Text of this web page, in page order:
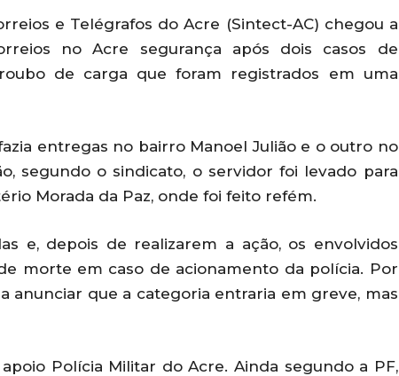
e Telégrafos do Acre (Sintect-AC) chegou a
no Acre segurança após dois casos de
de carga que foram registrados em uma
entregas no bairro Manoel Julião e o outro no
segundo o sindicato, o servidor foi levado para
Morada da Paz, onde foi feito refém.
e, depois de realizarem a ação, os envolvidos
morte em caso de acionamento da polícia. Por
anunciar que a categoria entraria em greve, mas
Polícia Militar do Acre. Ainda segundo a PF,